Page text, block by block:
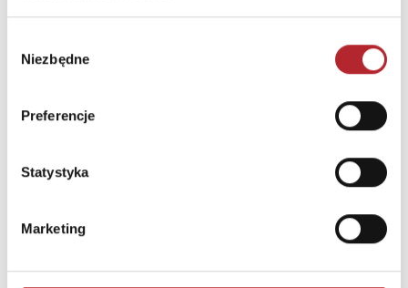
zgody
Niezbędne
Preferencje
Statystyka
Marketing